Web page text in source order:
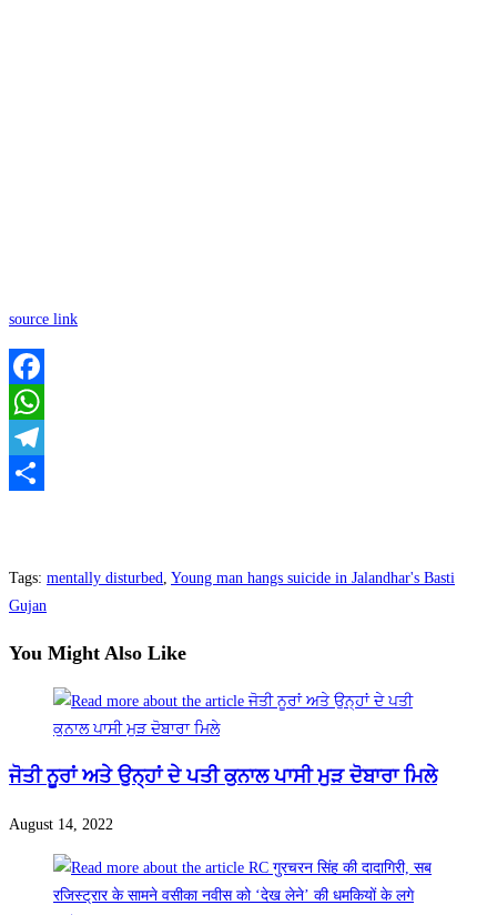
source link
Facebook
WhatsApp
Telegram
Tags: mentally disturbed, Young man hangs suicide in Jalandhar's Basti
Gujan
You Might Also Like
ਜੋਤੀ ਨੂਰਾਂ ਅਤੇ ਉਨ੍ਹਾਂ ਦੇ ਪਤੀ ਕੁਨਾਲ ਪਾਸੀ ਮੁੜ ਦੋਬਾਰਾ ਮਿਲੇ
August 14, 2022